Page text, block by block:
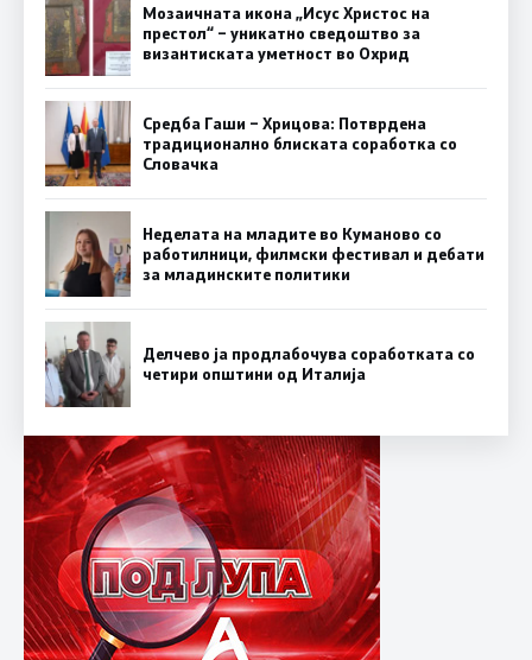
Мозаичната икона „Исус Христос на
престол“ – уникатно сведоштво за
византиската уметност во Охрид
Средба Гаши – Хрицова: Потврдена
традиционално блиската соработка со
Словачка
Неделата на младите во Куманово со
работилници, филмски фестивал и дебати
за младинските политики
Делчево ја продлабочува соработката со
четири општини од Италија